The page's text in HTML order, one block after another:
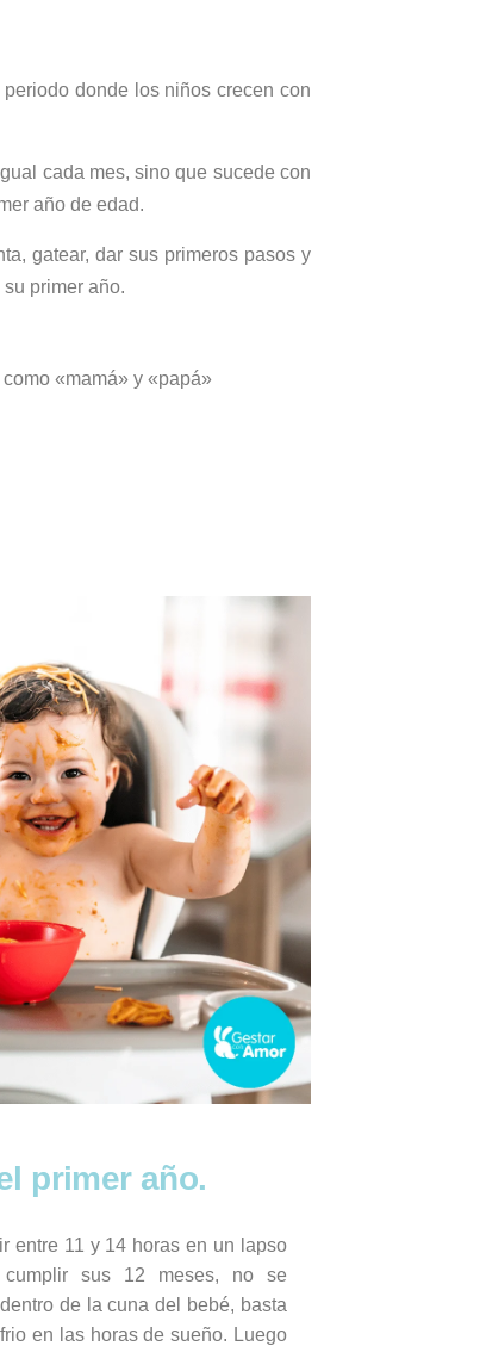
donde los niños crecen con
cada mes, sino que sucede con
año de edad.
gatear, dar sus primeros pasos y
primer año.
«mamá» y «papá»
primer año.
entre 11 y 14 horas en un lapso
sus 12 meses, no se
de la cuna del bebé, basta
en las horas de sueño. Luego